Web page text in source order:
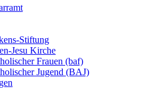
Stiftung
Jesu Kirche
Frauen (baf)
Jugend (BAJ)